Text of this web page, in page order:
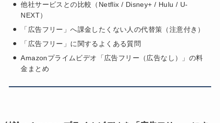
他社サービスとの比較（Netflix / Disney+ / Hulu / U-
NEXT）
「広告フリー」へ課金したくない人の代替策（注意付き）
「広告フリー」に関するよくある質問
Amazonプライムビデオ「広告フリー（広告なし）」の料
金まとめ